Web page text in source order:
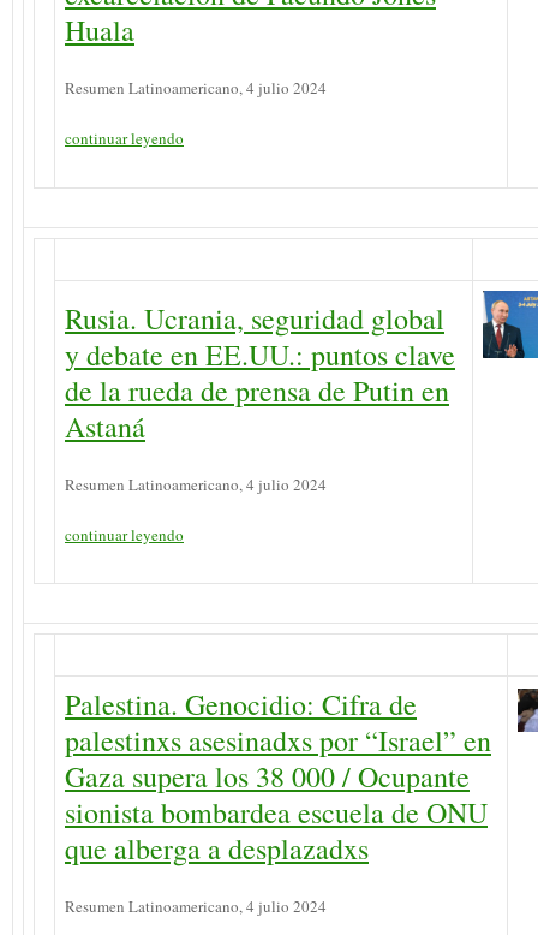
Huala
Resumen Latinoamericano, 4 julio 2024
continuar leyendo
Rusia. Ucrania, seguridad global
y debate en EE.UU.: puntos clave
de la rueda de prensa de Putin en
Astaná
Resumen Latinoamericano, 4 julio 2024
continuar leyendo
Palestina. Genocidio: Cifra de
palestinxs asesinadxs por “Israel” en
Gaza supera los 38 000 / Ocupante
sionista bombardea escuela de ONU
que alberga a desplazadxs
Resumen Latinoamericano, 4 julio 2024